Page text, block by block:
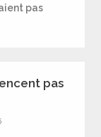
pas
pas